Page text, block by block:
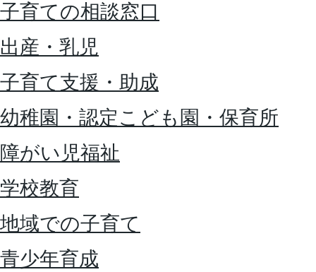
子育ての相談窓口
出産・乳児
子育て支援・助成
幼稚園・認定こども園・保育所
障がい児福祉
学校教育
地域での子育て
青少年育成